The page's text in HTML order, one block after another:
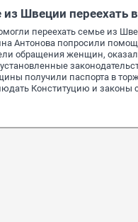
Швеции переехать
переехать семье из
Антонова попросили
обращения женщин,
получили паспорта в
Конституцию и законы